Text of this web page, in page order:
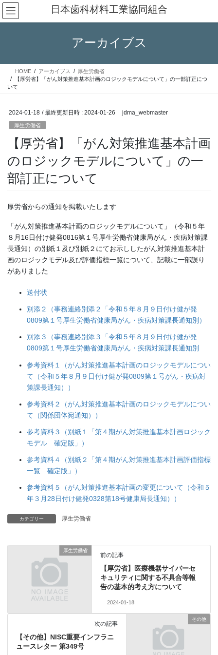
コ
ン
テ
ス
ナ
ビ
ゲ
ン
日本歯科材料工業協同組合
アーカイブス
HOME アーカイブス
厚生労働省
【厚労省】「がん対策推進基本計画のロジックモデルについて」の一部訂正につ
いて
2024-01-18 / 最終更新日時 : 2024-01-26 jdma_webmaster
厚生労働省
【厚労省】「がん対策推進基本計画
のロジックモデルについて」の一
部訂正について
厚労省からの通知を掲載いたします
「がん対策推進基本計画のロジックモデルについて」（令和５年
８月16日付け健発0816第１号厚生労働省健康局がん・疾病対策課
長通知）の別紙１及び別紙２にてお示ししたがん対策推進基本計
画のロジックモデル及び評価指標一覧について、記載に一部誤り
がありました
送付状
別添２（事務連絡別添２「令和５年８月９日付け健が発
0809第１号厚生労働省健康局がん・疾病対策課長通知別）
別添３（事務連絡別添３「令和５年８月９日付け健が発
0809第１号厚生労働省健康局がん・疾病対策課長通知別
参考資料１（がん対策推進基本計画のロジックモデルについ
て（令和５年８月９日付け健が発0809第１号がん・疾病対
策課長通知））
参考資料２（がん対策推進基本計画のロジックモデルについ
て（関係団体宛通知））
参考資料３（別紙１「第４期がん対策推進基本計画ロジック
モデル 確定版」）
参考資料４（別紙２「第４期がん対策推進基本計画評価指標
一覧 確定版」）
参考資料５（がん対策推進基本計画の変更について（令和５
年３月28日付け健発0328第18号健康局長通知））
カテゴリー 厚生労働省
厚生労働省
前の記事
【厚労省】医療機器サイバーセ
キュリティに関する不具合等報
告の基本的考え方について
2024-01-18
その他
次の記事
【その他】NISC重要インフラニ
ュースレター 第349号